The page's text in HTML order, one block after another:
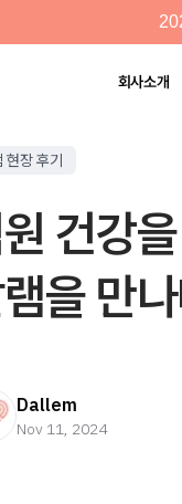
현장 후기
건강
을 만
Dallem
Nov 11, 2024